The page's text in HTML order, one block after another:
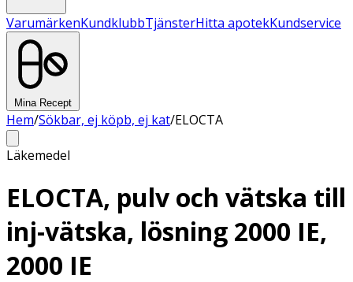
VarumärkenKundklubbTjänsterHitta apotekKundservice
Mina Recept
Hem/Sökbar, ej köpb, ej kat/ELOCTA
Läkemedel
ELOCTA, pulv och vätska till
inj-vätska, lösning 2000 IE,
2000 IE